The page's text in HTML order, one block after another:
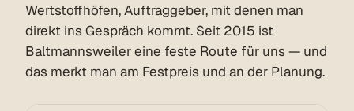
Wertstoffhöfen, Auftraggeber, mit denen man
direkt ins Gespräch kommt. Seit 2015 ist
Baltmannsweiler eine feste Route für uns — und
das merkt man am Festpreis und an der Planung.